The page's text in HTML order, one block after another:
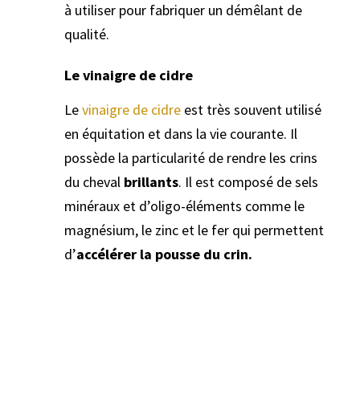
à utiliser pour fabriquer un démêlant de
qualité.
Le vinaigre de cidre
Levinaigre de cidre est très souvent utilisé
en équitation et dans la vie courante. Il
possède la particularité de rendre les crins
du cheval brillants. Il est composé de sels
minéraux et d’oligo-éléments comme le
magnésium, le zinc et le fer qui permettent
d’accélérer la pousse du crin.